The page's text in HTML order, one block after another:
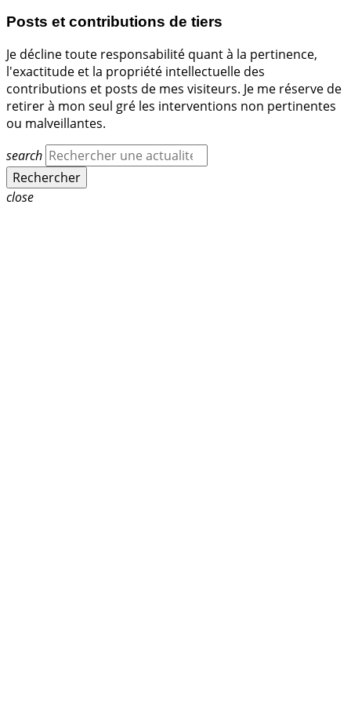
Posts et contributions de tiers
Je décline toute responsabilité quant à la pertinence,
l'exactitude et la propriété intellectuelle des
contributions et posts de mes visiteurs. Je me réserve de
retirer à mon seul gré les interventions non pertinentes
ou malveillantes.
search
close